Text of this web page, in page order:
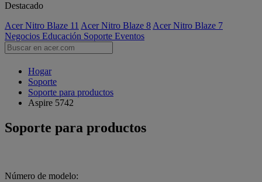
Destacado
Acer Nitro Blaze 11 Acer Nitro Blaze 8 Acer Nitro Blaze 7
Negocios Educación Soporte Eventos
Hogar
Soporte
Soporte para productos
Aspire 5742
Soporte para productos
Número de modelo: